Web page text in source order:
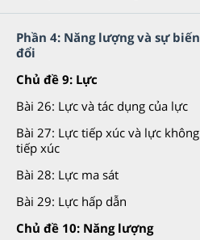
Phần 4: Năng lượng và sự biến
đổi
Chủ đề 9: Lực
Bài 26: Lực và tác dụng của lực
Bài 27: Lực tiếp xúc và lực không
tiếp xúc
Bài 28: Lực ma sát
Bài 29: Lực hấp dẫn
Chủ đề 10: Năng lượng